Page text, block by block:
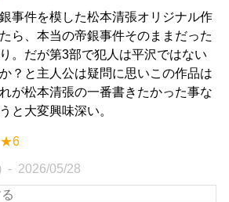
事件を模した松本清張オリジナル作
ら、本当の帝銀事件そのままだった
。だが第3部で犯人は平沢ではない
？と主人公は疑問に思いこの作品は
が松本清張の一番書きたかった事な
と大変興味深い。
★6
2026/05/28